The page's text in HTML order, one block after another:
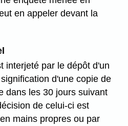
en appeler devant la
interjeté par le dépôt d'un
d'une copie de
dans les 30 jours suivant
de celui-ci est
mains propres ou par